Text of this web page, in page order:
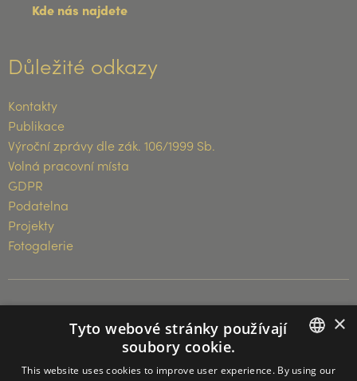
Kde nás najdete
Důležité odkazy
Kontakty
Publikace
Výroční zprávy dle zák. 106/1999 Sb.
Volná pracovní místa
GDPR
Podatelna
Projekty
Fotogalerie
© 2026 Muzeum Vysočiny Třebíč
CZECH
×
Tyto webové stránky používají
soubory cookie.
This website uses cookies to improve user experience. By using our